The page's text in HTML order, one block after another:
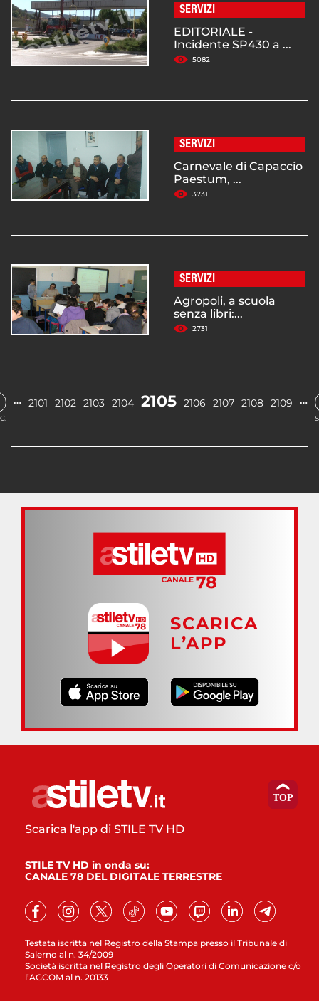
SERVIZI
EDITORIALE -
Incidente SP430 a ...
5082
SERVIZI
Carnevale di Capaccio
Paestum, ...
3731
SERVIZI
Agropoli, a scuola
senza libri:...
2731
… 2101 2102 2103 2104 2105 2106 2107 2108 2109 …
SCARICA
L’APP
Testata iscritta nel Registro della Stampa presso il Tribunale di
Salerno al n. 34/2009
Società iscritta nel Registro degli Operatori di Comunicazione c/o
l’AGCOM al n. 20133
Scarica l'app di STILE TV HD
STILE TV HD in onda su:
CANALE 78 DEL DIGITALE TERRESTRE